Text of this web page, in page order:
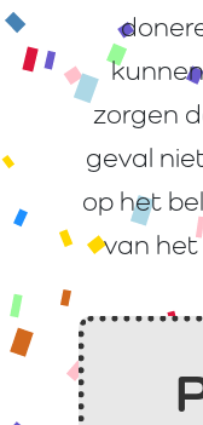
zorgen
geval
op het
van het